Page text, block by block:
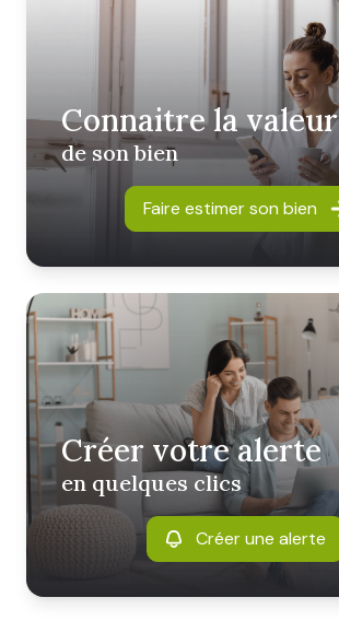
Connaitre la valeur
de son bien
Faire estimer son bien
Créer votre alerte
en quelques clics
Créer une alerte